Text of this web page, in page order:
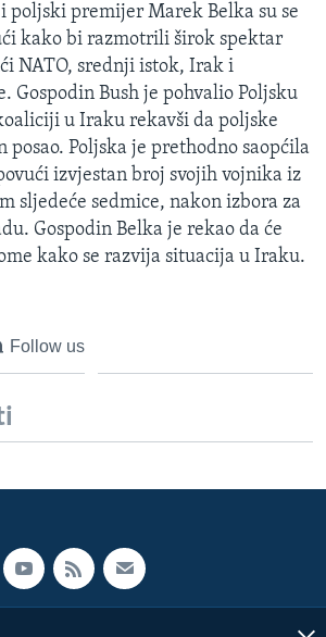
poljski premijer Marek Belka su se
kako bi razmotrili širok spektar
NATO, srednji istok, Irak i
Gospodin Bush je pohvalio Poljsku
u Iraku rekavši da poljske
posao. Poljska je prethodno saopćila
izvjestan broj svojih vojnika iz
sljedeće sedmice, nakon izbora za
Gospodin Belka je rekao da će
kako se razvija situacija u Iraku.
Follow us